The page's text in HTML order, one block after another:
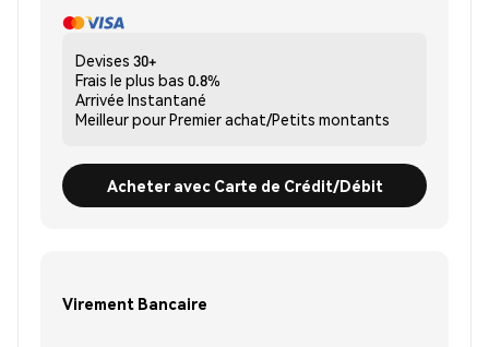
Devises 30+
Frais le plus bas 0.8%
Arrivée Instantané
Meilleur pourPremier achat/Petits montants
Acheter avec Carte de Crédit/Débit
Virement Bancaire